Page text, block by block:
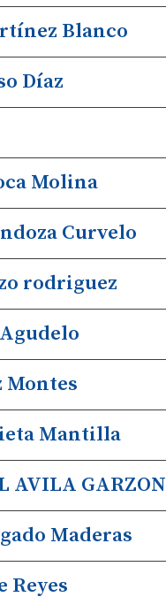
Blanco
Díaz
Molina
Curvelo
rodriguez
Montes
Mantilla
AVILA GARZON
Maderas
Reyes